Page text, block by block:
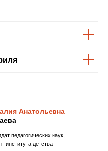
Анатольевна
педагогических наук,
института детства